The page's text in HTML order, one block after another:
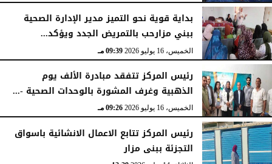
بداية قوية نحو التميز مدير الإدارة الصحية
ببني مزارحب بالتمريض الجدد ويؤكد...
الخميس، 16 يوليو 2026 09:39 مـ
رئيس المركز تتفقد مبادرة الألف يوم
الذهبية وغرف المشورة بالوحدات الصحية -...
الخميس، 16 يوليو 2026 09:26 مـ
رئيس المركز تتابع الاعمال الانشائية باسواق
التجزئة ببنى مزار